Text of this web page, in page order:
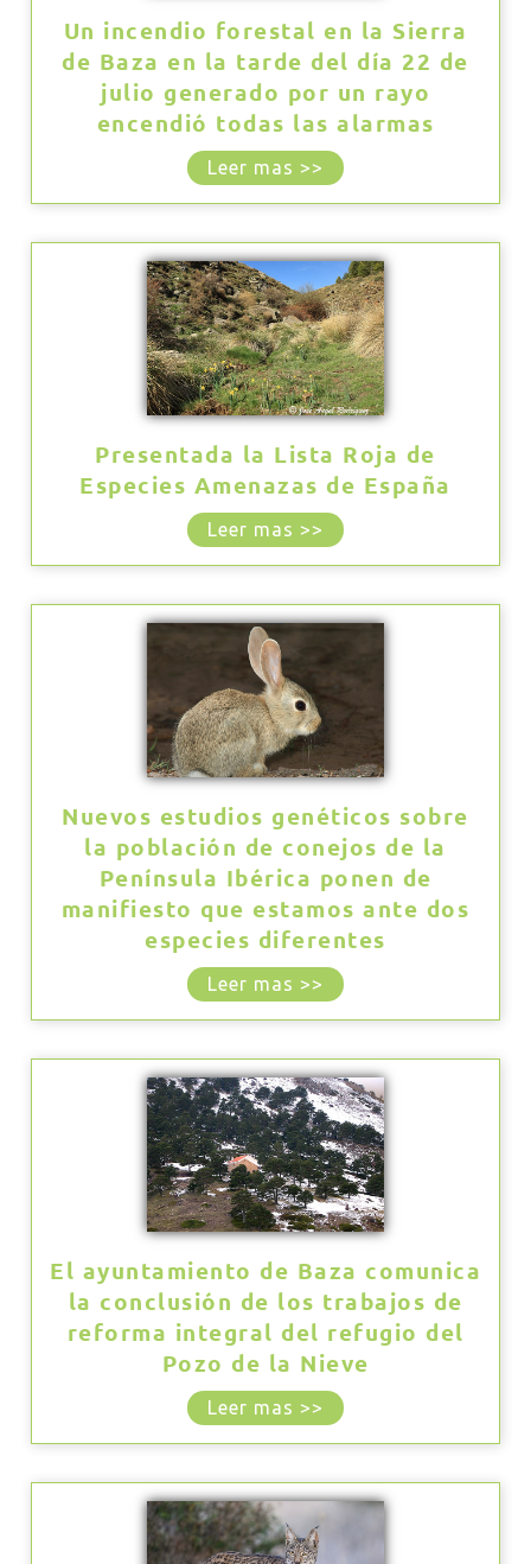
Un incendio forestal en la Sierra
de Baza en la tarde del día 22 de
julio generado por un rayo
encendió todas las alarmas
Leer mas >>
Presentada la Lista Roja de
Especies Amenazas de España
Leer mas >>
Nuevos estudios genéticos sobre
la población de conejos de la
Península Ibérica ponen de
manifiesto que estamos ante dos
especies diferentes
Leer mas >>
El ayuntamiento de Baza comunica
la conclusión de los trabajos de
reforma integral del refugio del
Pozo de la Nieve
Leer mas >>